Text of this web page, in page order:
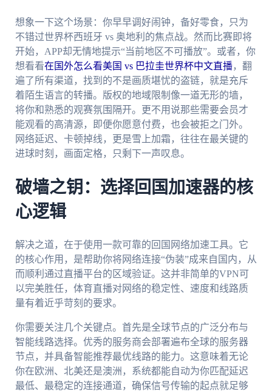
想象一下这个场景：你早早调好闹钟，备好零食，只为
不错过世界杯西班牙 vs 奥地利的焦点战。然而比赛即将
开始，APP却无情地提示“当前地区不可播放”。或者，你
想看看在国外怎么看美国 vs 巴拉圭世界杯中文直播，翻
遍了所有渠道，找到的不是画质堪忧的盗链，就是充斥
着陌生语言的转播。版权的地域限制像一道无形的墙，
将你和熟悉的观赛氛围隔开。更不用说那些需要会员才
能观看的高清源，即便你愿意付费，也会被拒之门外。
网络延迟、卡顿掉线，更是雪上加霜，往往在最关键的
进球时刻，画面定格，只剩下一声叹息。
破墙之钥：选择回国加速器的核
心逻辑
解决之道，在于使用一款可靠的回国网络加速工具。它
的核心作用，是帮助你将网络连接“伪装”成来自国内，从
而顺利通过直播平台的区域验证。这并非简单的VPN可
以完美胜任，体育直播对网络的稳定性、速度和线路质
量有着近乎苛刻的要求。
你需要关注几个关键点。首先是全球节点的广泛分布与
智能线路选择。优秀的服务商会部署遍布全球的服务器
节点，并具备智能推荐最优线路的能力。这意味着无论
你在欧洲、北美还是澳洲，系统都能自动为你匹配延迟
最低、最稳定的连接通道，确保信号传输的起点就足够